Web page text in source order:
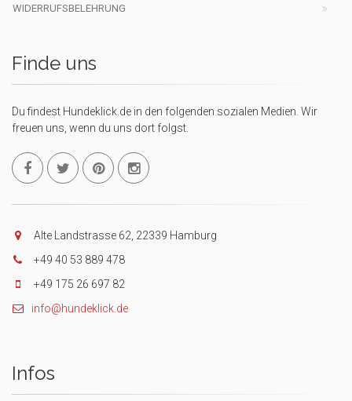
WIDERRUFSBELEHRUNG
Finde uns
Du findest Hundeklick.de in den folgenden sozialen Medien. Wir
freuen uns, wenn du uns dort folgst.
Alte Landstrasse 62, 22339 Hamburg
+49 40 53 889 478
+49 175 26 697 82
info@hundeklick.de
Infos